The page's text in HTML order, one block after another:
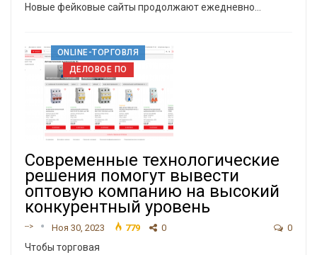
Новые фейковые сайты продолжают ежедневно
ONLINE-ТОРГОВЛЯ
ДЕЛОВОЕ ПО
Современные технологические
решения помогут вывести
оптовую компанию на высокий
конкурентный уровень
--> Ноя 30, 2023 779 0 0
Чтобы торговая